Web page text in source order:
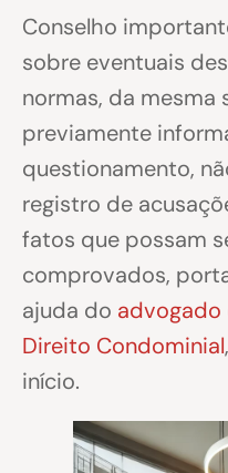
Conselho
sobre eventuais
normas, da mesma
previamente
questionamento,
registro de
fatos que possam
comprovados,
ajuda do advogado
Direito Condominial
início.